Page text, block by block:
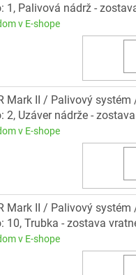
1, Palivová nádrž -
v E-shope
Mark II / Palivový systém
2, Uzáver nádrže -
v E-shope
Mark II / Palivový systém
10, Trubka - zostava
v E-shope